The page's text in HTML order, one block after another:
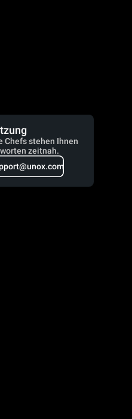
Chefs stehen Ihnen
zeitnah.